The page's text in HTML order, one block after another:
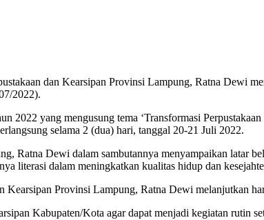
dan Kearsipan Provinsi Lampung, Ratna Dewi
2022).
2022 yang mengusung tema ‘Transformasi
selama 2 (dua) hari, tanggal 20-21 Juli 2022.
Ratna Dewi dalam sambutannya menyampaikan latar
literasi dalam meningkatkan kualitas hidup dan
Kearsipan Provinsi Lampung, Ratna Dewi melanjutkan
Kabupaten/Kota agar dapat menjadi kegiatan rutin